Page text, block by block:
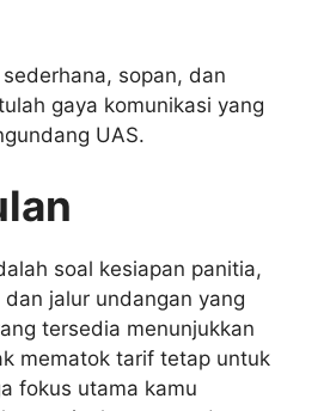
sopan, dan
gaya komunikasi yang
UAS.
soal kesiapan panitia,
jalur undangan yang
tersedia menunjukkan
mematok tarif tetap untuk
fokus utama kamu